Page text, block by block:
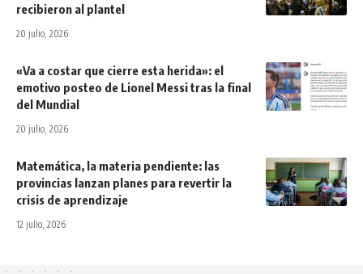
recibieron al plantel
20 julio, 2026
«Va a costar que cierre esta herida»: el
emotivo posteo de Lionel Messi tras la final
del Mundial
20 julio, 2026
Matemática, la materia pendiente: las
provincias lanzan planes para revertir la
crisis de aprendizaje
12 julio, 2026